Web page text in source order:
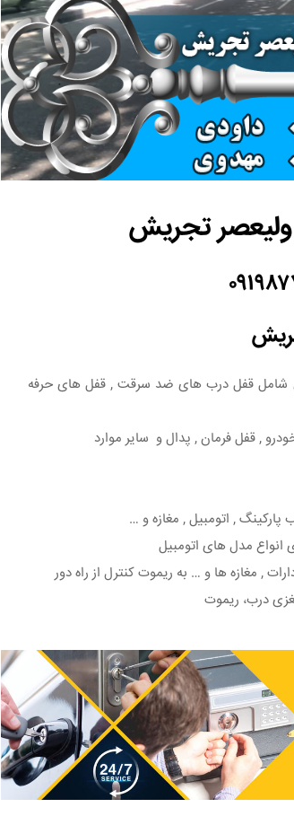
ولیعصر تجریش
شامل قفل درب های ضد سرقت , قفل های حرفه
, قفل فرمان , پدال و سایر موارد
, اتومبیل , مغازه و …
انواع مدل های اتومبیل
, مغازه ها و … به ریموت کنترل از راه دور
درب، ریموت